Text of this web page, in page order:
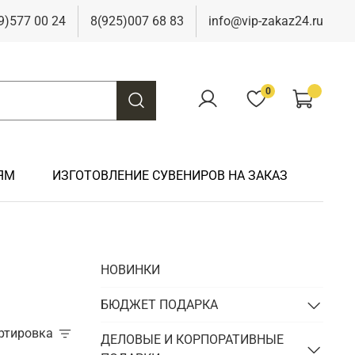
00 24 8(925)007 68 83 info@vip-zakaz24.ru
0
Подарки на юбилей
Подарки химику
Подарки чиновнику/госслужащему
электрику
Подарки к Пасхе
Подарки рыбаку
ИЗГОТОВЛЕНИЕ СУВЕНИРОВ НА ЗАКАЗ
НОВИНКИ
БЮДЖЕТ ПОДАРКА
ДЕЛОВЫЕ И КОРПОРАТИВНЫЕ